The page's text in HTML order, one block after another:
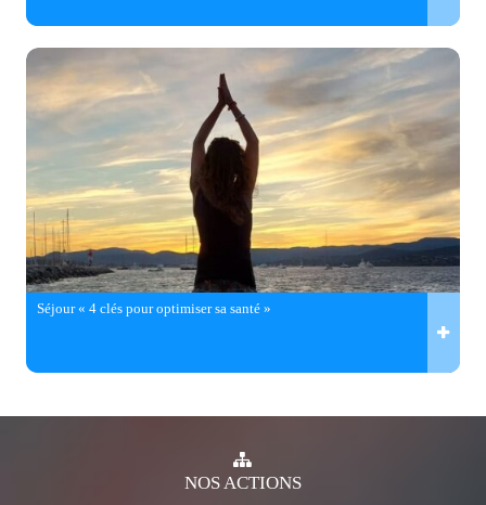
Séjour « 4 clés pour optimiser sa santé »
NOSACTIONS